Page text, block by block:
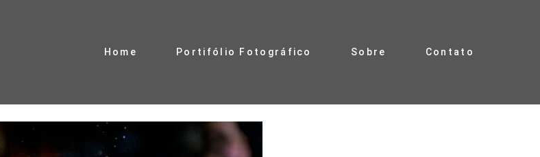
Home Portifólio Fotográfico Sobre Contato